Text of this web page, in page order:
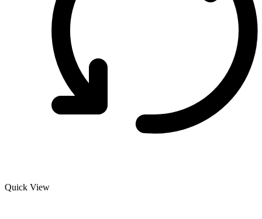
Quick View